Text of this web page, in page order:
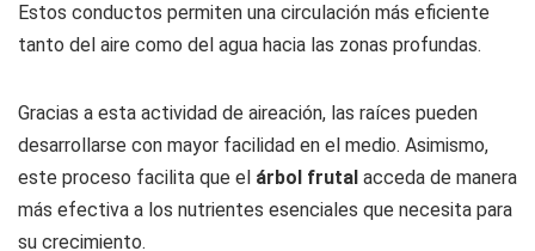
Estos conductos permiten una circulación más eficiente
tanto del aire como del agua hacia las zonas profundas.
Gracias a esta actividad de aireación, las raíces pueden
desarrollarse con mayor facilidad en el medio. Asimismo,
este proceso facilita que el árbol frutal acceda de manera
más efectiva a los nutrientes esenciales que necesita para
su crecimiento.